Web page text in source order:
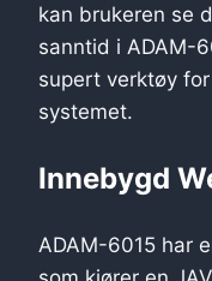
kan brukeren se
sanntid i ADAM-
supert verktøy
systemet.
Innebygd
ADAM-6015 har